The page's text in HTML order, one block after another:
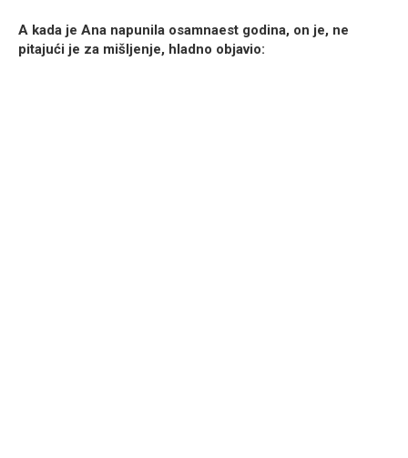
A kada je Ana napunila osamnaest godina, on je, ne
pitajući je za mišljenje, hladno objavio: